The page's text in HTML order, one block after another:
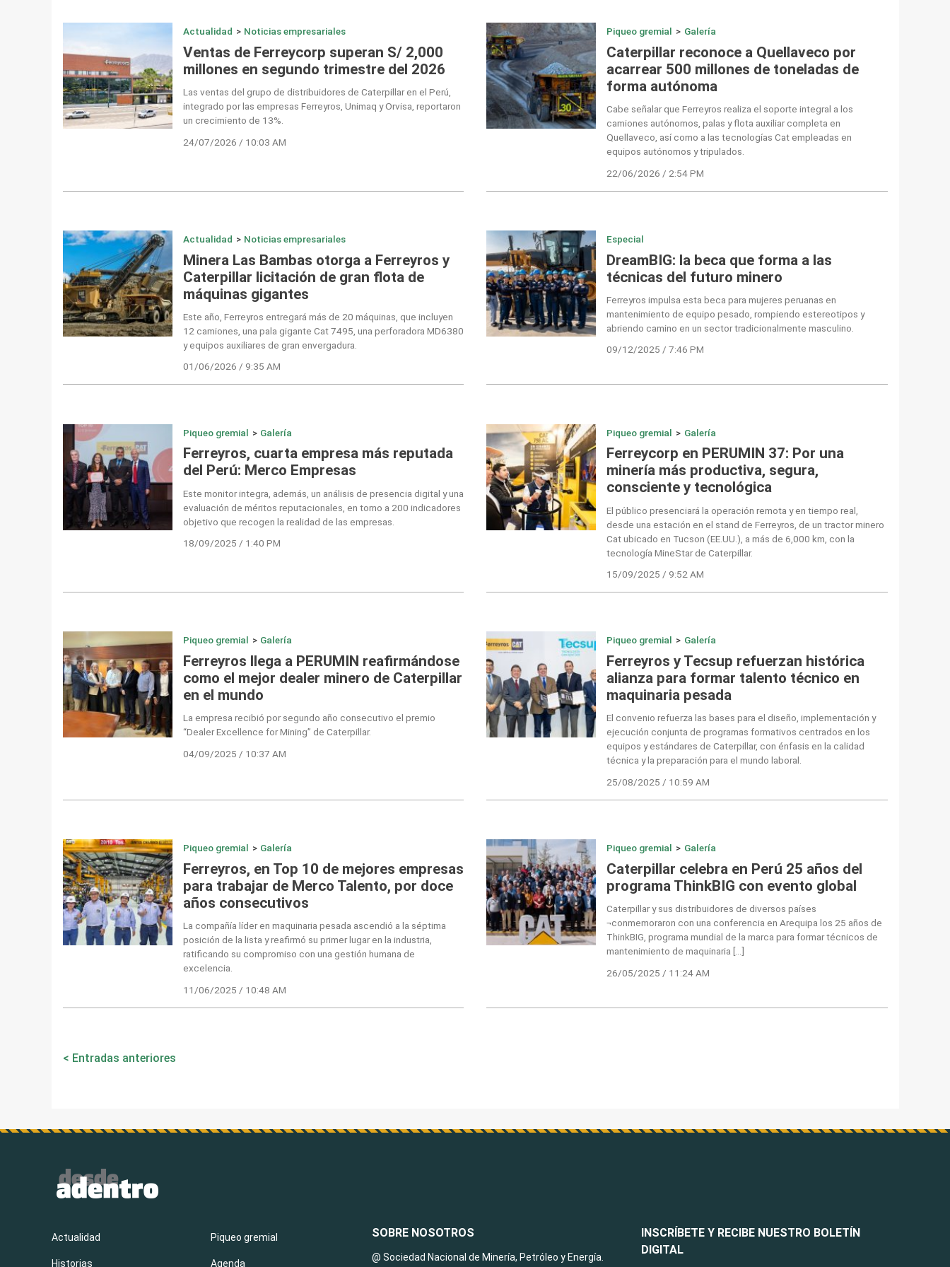
Actualidad > Noticias empresariales
Ventas de Ferreycorp superan S/ 2,000
millones en segundo trimestre del 2026
Las ventas del grupo de distribuidores de Caterpillar en el Perú,
integrado por las empresas Ferreyros, Unimaq y Orvisa, reportaron
un crecimiento de 13%.
24/07/2026 / 10:03 AM
Piqueo gremial > Galería
Caterpillar reconoce a Quellaveco por
acarrear 500 millones de toneladas de
forma autónoma
Cabe señalar que Ferreyros realiza el soporte integral a los
camiones autónomos, palas y flota auxiliar completa en
Quellaveco, así como a las tecnologías Cat empleadas en
equipos autónomos y tripulados.
22/06/2026 / 2:54 PM
Actualidad > Noticias empresariales
Minera Las Bambas otorga a Ferreyros y
Caterpillar licitación de gran flota de
máquinas gigantes
Este año, Ferreyros entregará más de 20 máquinas, que incluyen
12 camiones, una pala gigante Cat 7495, una perforadora MD6380
y equipos auxiliares de gran envergadura.
01/06/2026 / 9:35 AM
Especial
DreamBIG: la beca que forma a las
técnicas del futuro minero
Ferreyros impulsa esta beca para mujeres peruanas en
mantenimiento de equipo pesado, rompiendo estereotipos y
abriendo camino en un sector tradicionalmente masculino.
09/12/2025 / 7:46 PM
Piqueo gremial > Galería
Ferreyros, cuarta empresa más reputada
del Perú: Merco Empresas
Este monitor integra, además, un análisis de presencia digital y una
evaluación de méritos reputacionales, en torno a 200 indicadores
objetivo que recogen la realidad de las empresas.
18/09/2025 / 1:40 PM
Piqueo gremial > Galería
Ferreycorp en PERUMIN 37: Por una
minería más productiva, segura,
consciente y tecnológica
El público presenciará la operación remota y en tiempo real,
desde una estación en el stand de Ferreyros, de un tractor minero
Cat ubicado en Tucson (EE.UU.), a más de 6,000 km, con la
tecnología MineStar de Caterpillar.
15/09/2025 / 9:52 AM
Piqueo gremial > Galería
Ferreyros llega a PERUMIN reafirmándose
como el mejor dealer minero de Caterpillar
en el mundo
La empresa recibió por segundo año consecutivo el premio
“Dealer Excellence for Mining” de Caterpillar.
04/09/2025 / 10:37 AM
Piqueo gremial > Galería
Ferreyros y Tecsup refuerzan histórica
alianza para formar talento técnico en
maquinaria pesada
El convenio refuerza las bases para el diseño, implementación y
ejecución conjunta de programas formativos centrados en los
equipos y estándares de Caterpillar, con énfasis en la calidad
técnica y la preparación para el mundo laboral.
25/08/2025 / 10:59 AM
Piqueo gremial > Galería
Ferreyros, en Top 10 de mejores empresas
para trabajar de Merco Talento, por doce
años consecutivos
La compañía líder en maquinaria pesada ascendió a la séptima
posición de la lista y reafirmó su primer lugar en la industria,
ratificando su compromiso con una gestión humana de
excelencia.
11/06/2025 / 10:48 AM
Piqueo gremial > Galería
Caterpillar celebra en Perú 25 años del
programa ThinkBIG con evento global
Caterpillar y sus distribuidores de diversos países
¬conmemoraron con una conferencia en Arequipa los 25 años de
ThinkBIG, programa mundial de la marca para formar técnicos de
mantenimiento de maquinaria […]
26/05/2025 / 11:24 AM
Navegación
Entradas anteriores
INSCRÍBETE Y RECIBE NUESTRO BOLETÍN
DIGITAL
Actualidad
Historias
Piqueo gremial
Agenda
SOBRE NOSOTROS
@ Sociedad Nacional de Minería, Petróleo y Energía.